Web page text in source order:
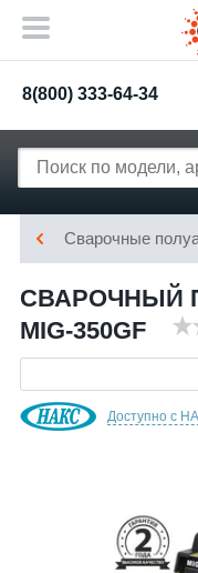
8(800) 333-64-34
Сварочные
СВАРОЧНЫЙ
MIG-350GF
Доступно с